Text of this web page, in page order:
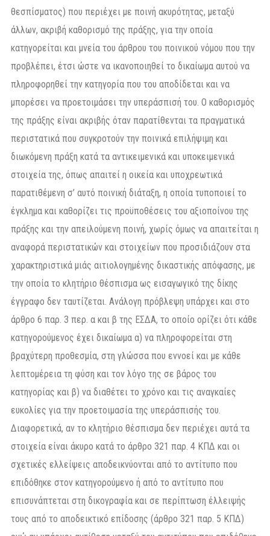
θεσπίσματος) που περιέχει με ποινή ακυρότητας, μεταξύ
άλλων, ακριβή καθορισμό της πράξης, για την οποία
κατηγορείται και μνεία του άρθρου του ποινικού νόμου που την
προβλέπει, έτσι ώστε να ικανοποιηθεί το δικαίωμα αυτού να
πληροφορηθεί την κατηγορία που του αποδίδεται και να
μπορέσει να προετοιμάσει την υπεράσπισή του. Ο καθορισμός
της πράξης είναι ακριβής όταν παρατίθενται τα πραγματικά
περιστατικά που συγκροτούν την ποινικά επιλήψιμη και
διωκόμενη πράξη κατά τα αντικειμενικά και υποκειμενικά
στοιχεία της, όπως απαιτεί η οικεία και υποχρεωτικά
παρατιθέμενη σ’ αυτό ποινική διάταξη, η οποία τυποποιεί το
έγκλημα και καθορίζει τις προϋποθέσεις του αξιοποίνου της
πράξης και την απειλούμενη ποινή, χωρίς όμως να απαιτείται η
αναφορά περιστατικών και στοιχείων που προσιδιάζουν στα
χαρακτηριστικά μιάς αιτιολογημένης δικαστικής απόφασης, με
την οποία το κλητήριο θέσπισμα ως εισαγωγικό της δίκης
έγγραφο δεν ταυτίζεται. Ανάλογη πρόβλεψη υπάρχει και στο
άρθρο 6 παρ. 3 περ. α και β της ΕΣΔΑ, το οποίο ορίζει ότι κάθε
κατηγορούμενος έχει δικαίωμα α) να πληροφορείται στη
βραχύτερη προθεσμία, στη γλώσσα που εννοεί και με κάθε
λεπτομέρεια τη φύση και τον λόγο της σε βάρος του
κατηγορίας και β) να διαθέτει το χρόνο και τις αναγκαίες
ευκολίες για την προετοιμασία της υπεράσπισής του.
Διαφορετικά, αν το κλητήριο θέσπισμα δεν περιέχει αυτά τα
στοιχεία είναι άκυρο κατά το άρθρο 321 παρ. 4 ΚΠΔ και οι
σχετικές ελλείψεις αποδεικνύονται από το αντίτυπο που
επιδόθηκε στον κατηγορούμενο ή από το αντίτυπο που
επισυνάπτεται στη δικογραφία και σε περίπτωση έλλειψής
τους από το αποδεικτικό επίδοσης (άρθρο 321 παρ. 5 ΚΠΔ)